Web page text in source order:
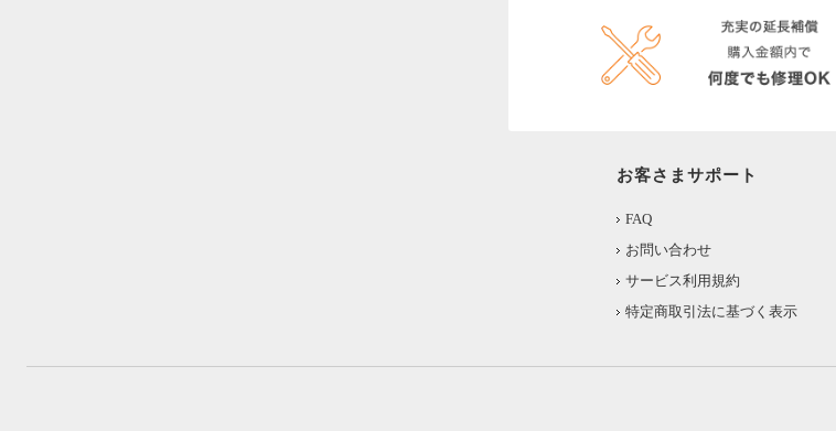
お客さまサポート
FAQ
お問い合わせ
サービス利用規約
特定商取引法に基づく表示